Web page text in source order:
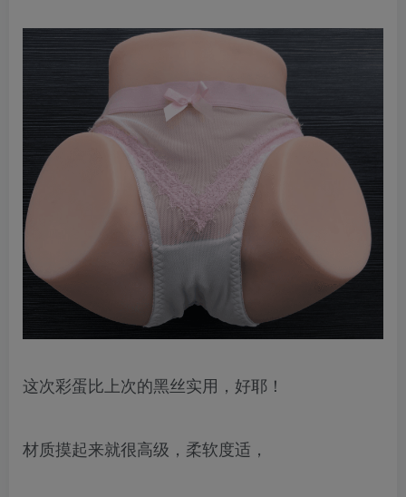
这次彩蛋比上次的黑丝实用，好耶！
材质摸起来就很高级，柔软度适，